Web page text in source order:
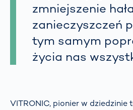
zmniejszenie
zanieczyszczeń
tym samym
życia nas
VITRONIC, pionier w dziedzinie